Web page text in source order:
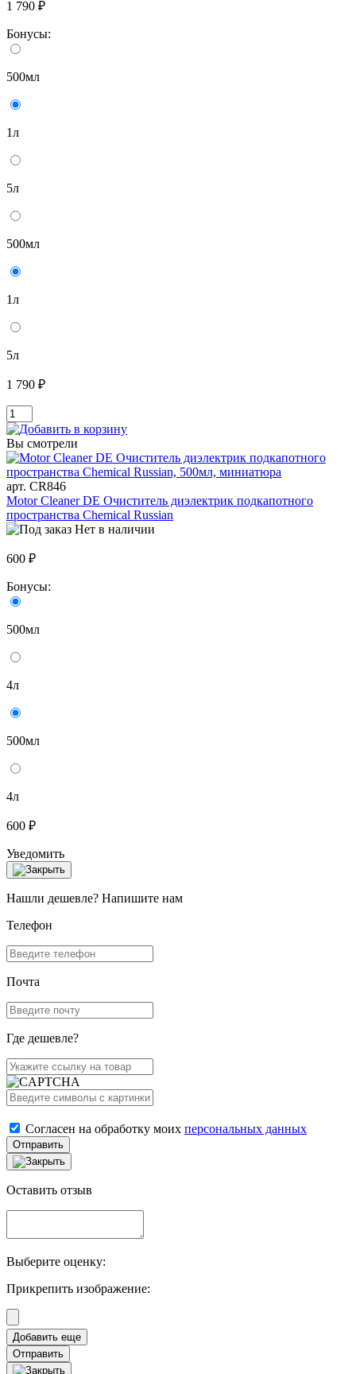
1 790 ₽
Бонусы:
500мл
1л
5л
500мл
1л
5л
1 790 ₽
Вы смотрели
арт. CR846
Motor Cleaner DE Очиститель диэлектрик подкапотного
пространства Chemical Russian
Нет в наличии
600 ₽
Бонусы:
500мл
4л
500мл
4л
600 ₽
Уведомить
Нашли дешевле? Напишите нам
Телефон
Почта
Где дешевле?
Согласен на обработку моих персональных данных
Отправить
Оставить отзыв
Выберите оценку:
Прикрепить изображение:
Отправить